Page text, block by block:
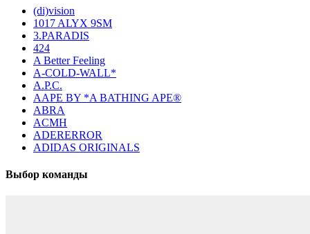
(di)vision
1017 ALYX 9SM
3.PARADIS
424
A Better Feeling
A-COLD-WALL*
A.P.C.
AAPE BY *A BATHING APE®
ABRA
ACMH
ADERERROR
ADIDAS ORIGINALS
Выбор команды